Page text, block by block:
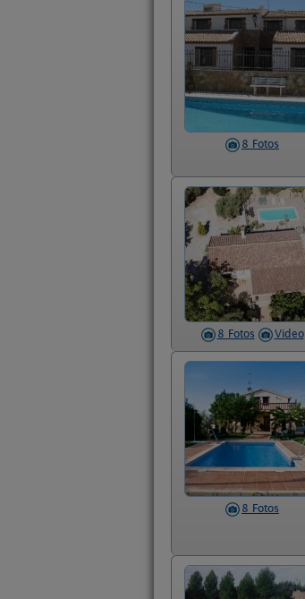
8 Fotos
8 Fotos Video
8 Fotos